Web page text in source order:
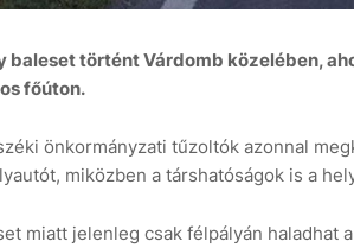
baleset történt Várdomb közelében,
főúton.
önkormányzati tűzoltók azonnal
miközben a társhatóságok is a
miatt jelenleg csak félpályán haladhat